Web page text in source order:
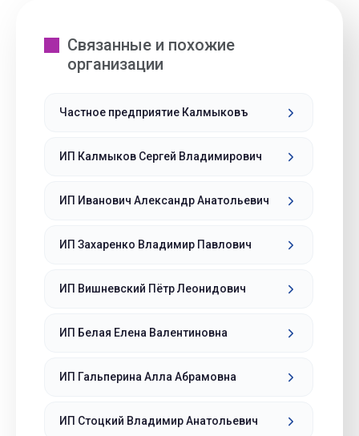
Связанные и похожие
организации
Частное предприятие Калмыковъ
ИП Калмыков Сергей Владимирович
ИП Иванович Александр Анатольевич
ИП Захаренко Владимир Павлович
ИП Вишневский Пётр Леонидович
ИП Белая Елена Валентиновна
ИП Гальперина Алла Абрамовна
ИП Стоцкий Владимир Анатольевич